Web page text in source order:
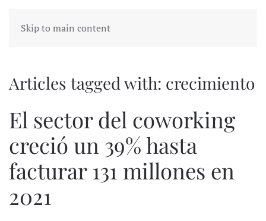
Skip to main content
Articles tagged with: crecimiento
El sector del coworking
creció un 39% hasta
facturar 131 millones en
2021